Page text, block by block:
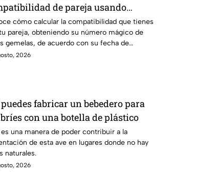
de pareja usando
fechas de nacimiento?
cómo calcular la compatibilidad que tienes
pareja, obteniendo su número mágico de
gemelas, de acuerdo con su fecha de
2026
fabricar un bebedero para
con una botella de plástico
es una manera de poder contribuir a la
de esta ave en lugares donde no hay
naturales.
2026